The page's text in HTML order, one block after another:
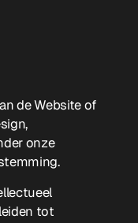
de Website of
onze
tot